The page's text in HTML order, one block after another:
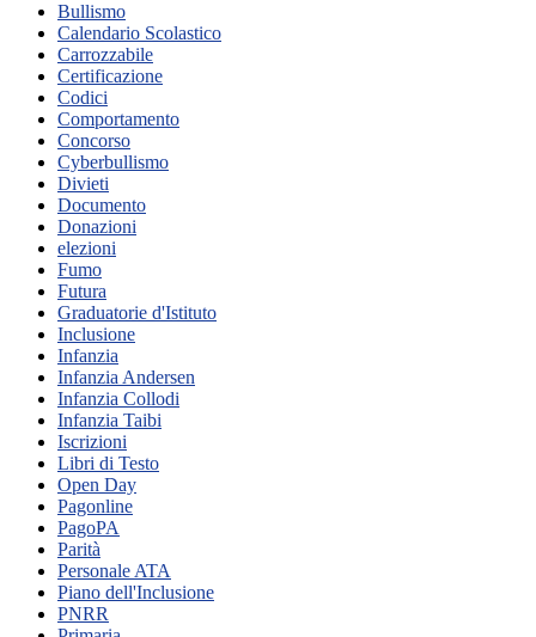
Bullismo
Calendario Scolastico
Carrozzabile
Certificazione
Codici
Comportamento
Concorso
Cyberbullismo
Divieti
Documento
Donazioni
elezioni
Fumo
Futura
Graduatorie d'Istituto
Inclusione
Infanzia
Infanzia Andersen
Infanzia Collodi
Infanzia Taibi
Iscrizioni
Libri di Testo
Open Day
Pagonline
PagoPA
Parità
Personale ATA
Piano dell'Inclusione
PNRR